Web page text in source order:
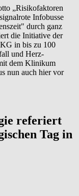
„Risikofaktoren
Infobusse
durch ganz
die Initiative der
in bis zu 100
und Herz-
dem Klinikum
nun auch hier vor
referiert
Tag in